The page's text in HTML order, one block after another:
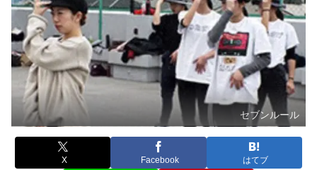
セブンルール
X Facebook はてブ